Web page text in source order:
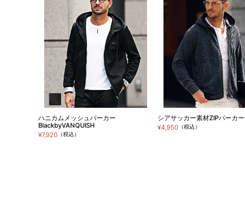
ハニカムメッシュパーカー
BlackbyVANQUISH
¥7,920 （税込）
シアサッカー素材ZIPパーカー
¥4,950 （税込）